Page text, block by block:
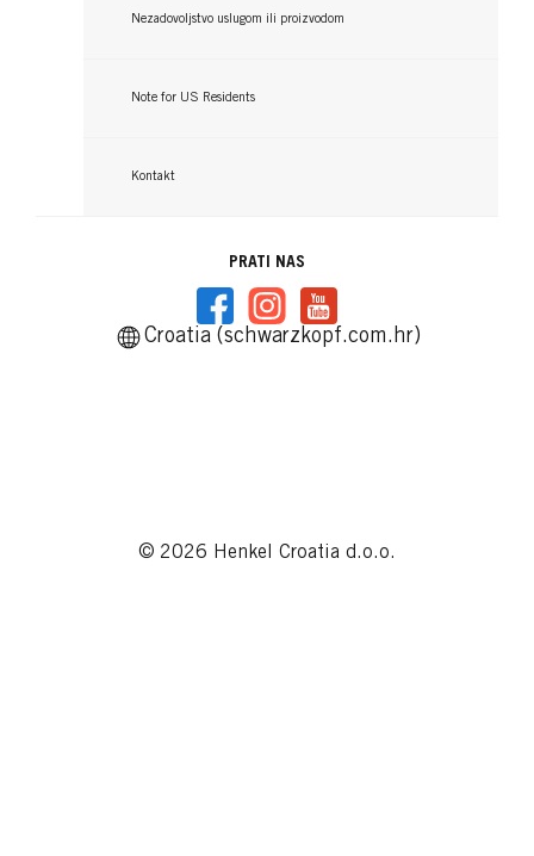
Nezadovoljstvo uslugom ili proizvodom
Note for US Residents
Kontakt
PRATI NAS
Croatia (schwarzkopf.com.hr)
© 2026 Henkel Croatia d.o.o.